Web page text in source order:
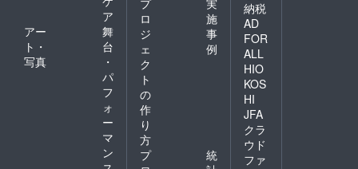
ア
アー
ト・
写真
舞
台
・
パ
フ
ォ
ー
マ
ン
ロ
ジ
ェ
ク
ト
の
作
り
方
施
事
例
プ
統
納税
AD
FOR
ALL
HIO
KOS
HI
JFA
クラ
ウド
ファ